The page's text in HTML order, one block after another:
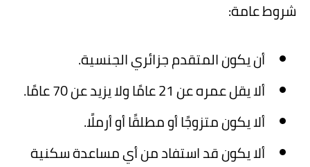
شروط عامة:
أن يكون المتقدم جزائري الجنسية.
ألا يقل عمره عن 21 عامًا ولا يزيد عن 70 عامًا.
ألا يكون متزوجًا أو مطلقًا أو أرملًا.
ألا يكون قد استفاد من أي مساعدة سكنية